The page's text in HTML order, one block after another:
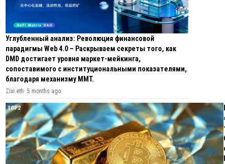
Углубленный анализ: Революция финансовой
парадигмы Web 4.0 – Раскрываем секреты того, как
DMD достигает уровня маркет-мейкинга,
сопоставимого с институциональными показателями,
благодаря механизму MMT.
Zixi.eth· 5 months ago
TOP2